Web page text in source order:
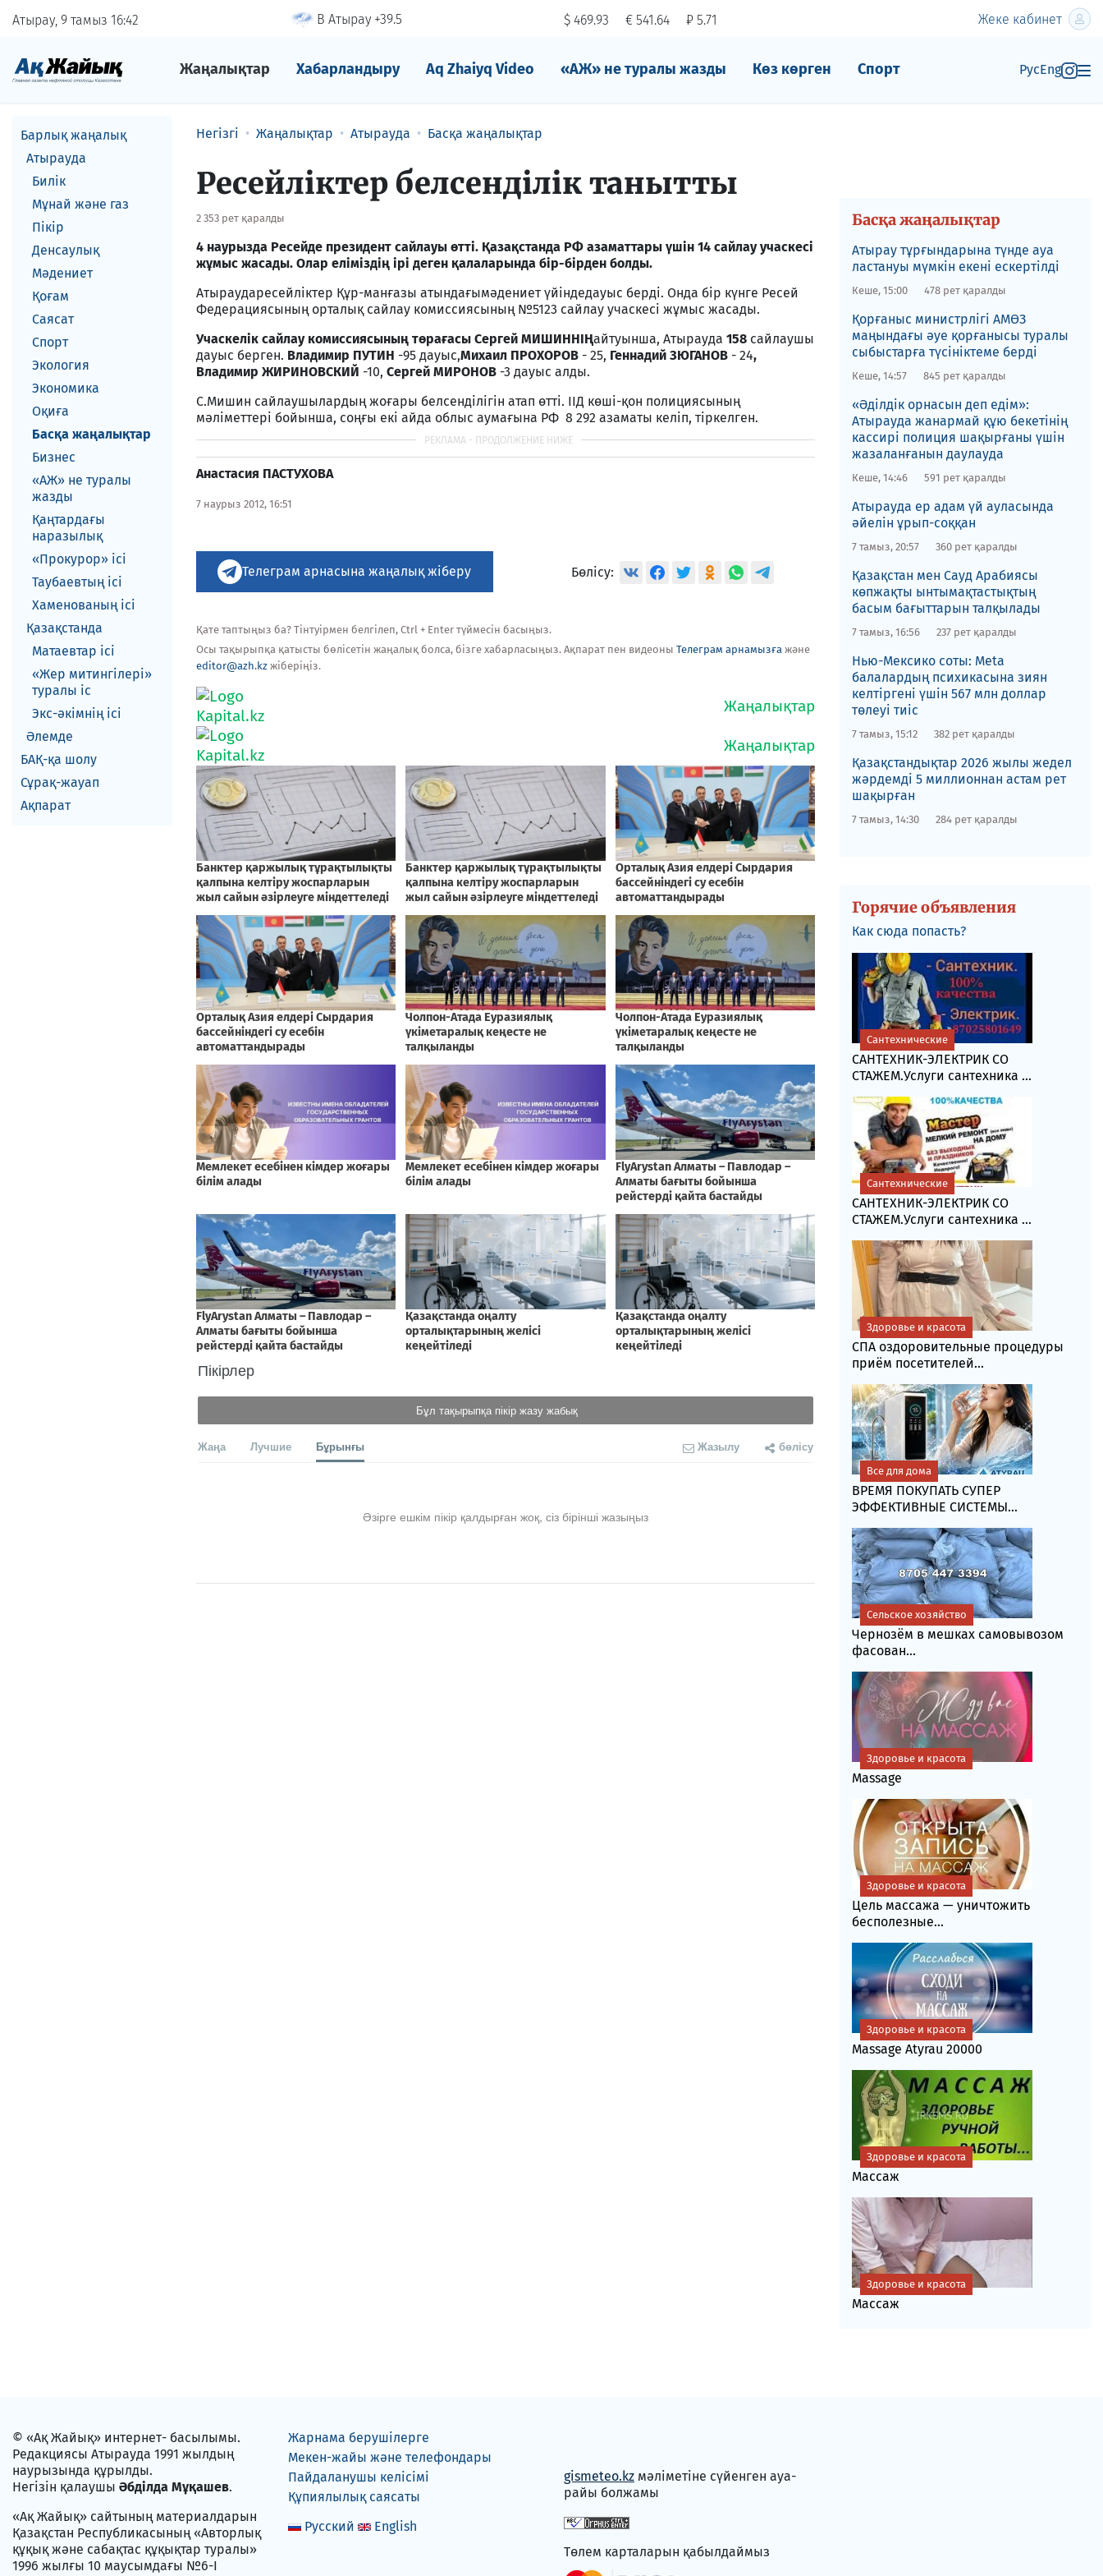
Атырау, 9 тамыз 1642 В Атырау +39.5 $ 469.93 € 541.64 ₽ 5.71 Жеке кабинет
Жаңалықтар Хабарландыру Aq Zhaiyq Video «АЖ» не туралы жазды Көз көрген Спорт РусEng
Барлық жаңалық
Атырауда
Билік
Мұнай және газ
Пікір
Денсаулық
Мәдениет
Қоғам
Саясат
Спорт
Экология
Экономика
Оқиға
Басқа жаңалықтар
Бизнес
«АЖ» не туралы
жазды
Қаңтардағы
наразылық
«Прокурор» ісі
Таубаевтың ісі
Хаменованың ісі
Қазақстанда
Матаевтар ici
«Жер митингілері»
туралы іс
Экс-әкiмнiң iсi
Әлемде
БАҚ-қа шолу
Сұрақ-жауап
Ақпарат
Негізгі Жаңалықтар Атырауда Басқа жаңалықтар
Ресейліктер белсенділік танытты
2 353 рет қаралды
4 наурызда Ресейде президент сайлауы өтті. Қазақстанда РФ азаматтары үшін 14 сайлау учаскесі
жұмыс жасады. Олар еліміздің ірі деген қалаларында бір-бірден болды.
Атыраударесейліктер Құр-манғазы атындағымәдениет үйіндедауыс берді. Онда бір күнге Ресей
Федерациясының орталық сайлау комиссиясының №5123 сайлау учаскесі жұмыс жасады.
Учаскелік сайлау комиссиясының төрағасы Сергей МИШИННІҢайтуынша, Атырауда 158 сайлаушы
дауыс берген. Владимир ПУТИН -95 дауыс,Михаил ПРОХОРОВ - 25, Геннадий ЗЮГАНОВ - 24,
Владимир ЖИРИНОВСКИЙ -10, Сергей МИРОНОВ -3 дауыс алды.
С.Мишин сайлаушылардың жоғары белсенділігін атап өтті. ІІД көші-қон полициясының
мәліметтері бойынша, соңғы екі айда облыс аумағына РФ 8 292 азаматы келіп, тіркелген.
Анастасия ПАСТУХОВА
7 наурыз 2012, 16:51
Телеграм арнасына жаңалық жіберу Бөлісу:
Қате таптыңыз ба? Тінтуірмен белгілеп, Ctrl + Enter түймесін басыңыз.
Осы тақырыпқа қатысты бөлісетін жаңалық болса, бізге хабарласыңыз. Ақпарат пен видеоны Телеграм арнамызға және
editor@azh.kz жіберіңіз.
Пікірлер
Бұл тақырыпқа пікір жазу жабық
Жаңа Лучшие Бұрынғы Жазылу бөлісу
Әзірге ешкім пікір қалдырған жоқ, сіз бірінші жазыңыз
Басқа жаңалықтар
Атырау тұрғындарына түнде ауа
ластануы мүмкін екені ескертілді
Кеше, 15:00 478 рет қаралды
Қорғаныс министрлігі АМӨЗ
маңындағы әуе қорғанысы туралы
сыбыстарға түсініктеме берді
Кеше, 14:57 845 рет қаралды
«Әділдік орнасын деп едім»:
Атырауда жанармай құю бекетінің
кассирі полиция шақырғаны үшін
жазаланғанын даулауда
Кеше, 14:46 591 рет қаралды
Атырауда ер адам үй ауласында
әйелін ұрып-соққан
7 тамыз, 20:57 360 рет қаралды
Қазақстан мен Сауд Арабиясы
көпжақты ынтымақтастықтың
басым бағыттарын талқылады
7 тамыз, 16:56 237 рет қаралды
Нью-Мексико соты​: Meta
балалардың психикасына зиян
келтіргені үшін 567 млн доллар
төлеуі тиіс
7 тамыз, 15:12 382 рет қаралды
Қазақстандықтар 2026 жылы жедел
жәрдемді 5 миллионнан астам рет
шақырған
7 тамыз, 14:30 284 рет қаралды
Горячие объявления
Как сюда попасть?
САНТЕХНИК-ЭЛЕКТРИК СО
СТАЖЕМ.Услуги сантехника ...
Сантехнические
САНТЕХНИК-ЭЛЕКТРИК СО
СТАЖЕМ.Услуги сантехника ...
Сантехнические
СПА оздоровительные процедуры
приём посетителей...
Здоровье и красота
ВРЕМЯ ПОКУПАТЬ СУПЕР
ЭФФЕКТИВНЫЕ СИСТЕМЫ...
Все для дома
Чернозём в мешках самовывозом
фасoван...
Сельское хозяйство
Massage
Здоровье и красота
Цель массажа — уничтожить
бесполезные...
Здоровье и красота
Massage Atyrau 20000
Здоровье и красота
Массаж
Здоровье и красота
Массаж
Здоровье и красота
© «Ақ Жайық» интернет- басылымы.
Редакциясы Атырауда 1991 жылдың
наурызында құрылды.
Негізін қалаушы Әбділда Мұқашев.
«Ақ Жайық» сайтының материалдарын
Қазақстан Республикасының «Авторлық
құқық және сабақтас құқықтар туралы»
1996 жылғы 10 маусымдағы №6-I
Жарнама берушілерге
Мекен-жайы және телефондары
Пайдаланушы келісімі
Құпиялылық саясаты
Русский
English
gismeteo.kz мәліметіне сүйенген ауа-
райы болжамы
Төлем карталарын қабылдаймыз